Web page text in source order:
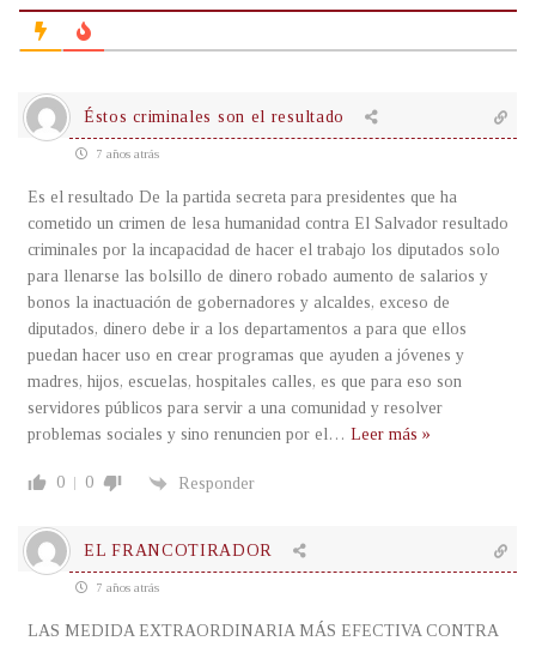
Éstos criminales son el resultado
7 años atrás
Es el resultado De la partida secreta para presidentes que ha
cometido un crimen de lesa humanidad contra El Salvador resultado
criminales por la incapacidad de hacer el trabajo los diputados solo
para llenarse las bolsillo de dinero robado aumento de salarios y
bonos la inactuación de gobernadores y alcaldes, exceso de
diputados, dinero debe ir a los departamentos a para que ellos
puedan hacer uso en crear programas que ayuden a jóvenes y
madres, hijos, escuelas, hospitales calles, es que para eso son
servidores públicos para servir a una comunidad y resolver
problemas sociales y sino renuncien por el… Leer más »
0 0 Responder
EL FRANCOTIRADOR
7 años atrás
LAS MEDIDA EXTRAORDINARIA MÁS EFECTIVA CONTRA